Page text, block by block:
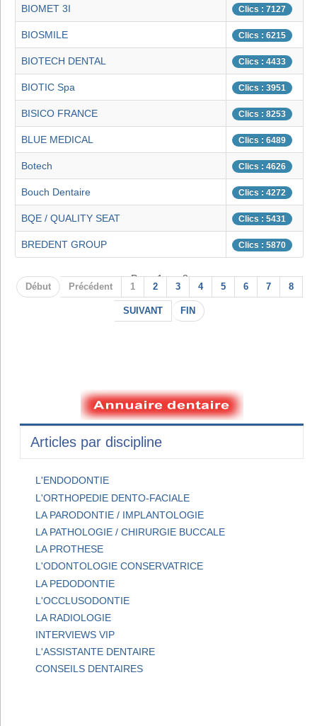
BIOMET 3I Clics : 7127
BIOSMILE Clics : 6215
BIOTECH DENTAL Clics : 4433
BIOTIC Spa Clics : 3951
BISICO FRANCE Clics : 8253
BLUE MEDICAL Clics : 6489
Botech Clics : 4626
Bouch Dentaire Clics : 4272
BQE / QUALITY SEAT Clics : 5431
BREDENT GROUP Clics : 5870
Page 1 sur 8
Début Précédent 1 2 3 4 5 6 7 8
SUIVANT FIN
Articles par discipline
L'ENDODONTIE
L'ORTHOPEDIE DENTO-FACIALE
LA PARODONTIE / IMPLANTOLOGIE
LA PATHOLOGIE / CHIRURGIE BUCCALE
LA PROTHESE
L'ODONTOLOGIE CONSERVATRICE
LA PEDODONTIE
L'OCCLUSODONTIE
LA RADIOLOGIE
INTERVIEWS VIP
L'ASSISTANTE DENTAIRE
CONSEILS DENTAIRES